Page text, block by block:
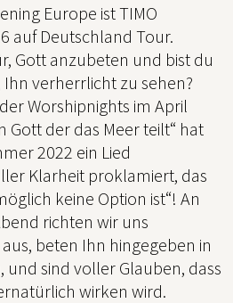
Europe ist TIMO
auf Deutschland Tour.
Gott anzubeten und bist du
verherrlicht zu sehen?
Worshipnights im April
Gott der das Meer teilt“ hat
2022 ein Lied
Klarheit proklamiert, das
keine Option ist“! An
richten wir uns
beten Ihn hingegeben in
und sind voller Glauben, dass
wirken wird.